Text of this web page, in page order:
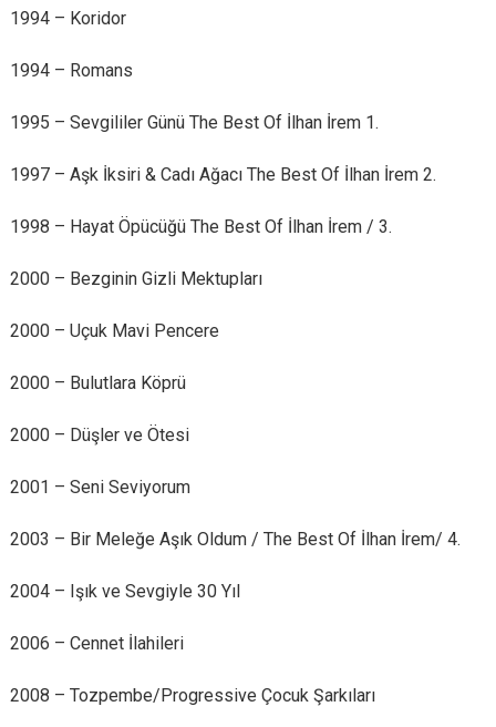
1994 – Koridor
1994 – Romans
1995 – Sevgililer Günü The Best Of İlhan İrem 1.
1997 – Aşk İksiri & Cadı Ağacı The Best Of İlhan İrem 2.
1998 – Hayat Öpücüğü The Best Of İlhan İrem / 3.
2000 – Bezginin Gizli Mektupları
2000 – Uçuk Mavi Pencere
2000 – Bulutlara Köprü
2000 – Düşler ve Ötesi
2001 – Seni Seviyorum
2003 – Bir Meleğe Aşık Oldum / The Best Of İlhan İrem/ 4.
2004 – Işık ve Sevgiyle 30 Yıl
2006 – Cennet İlahileri
2008 – Tozpembe/Progressive Çocuk Şarkıları